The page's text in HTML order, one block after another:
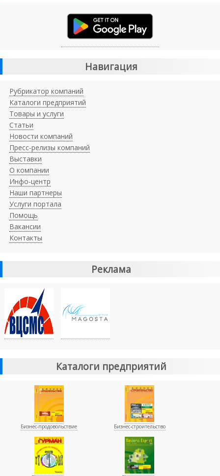
Навигация
Рубрикатор компаний
Каталоги предприятий
Товары и услуги
Статьи
Новости компаний
Пресс-релизы компаний
Выставки
О компании
Инфо-центр
Наши партнеры
Услуги портала
Помощь
Вакансии
Контакты
Реклама
Каталоги предприятий
Бизнес-продовольствие Бизнес-строительство